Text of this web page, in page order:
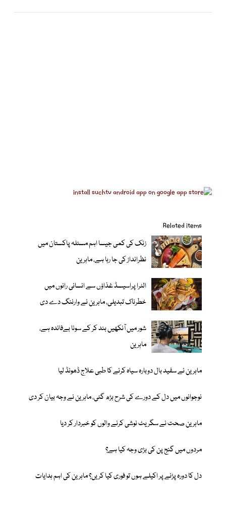
Related items
زنک کی کمی جیسا اہم مسئلہ پاکستان میں
نظرانداز کی جا رہا ہے، ماہرین
الٹرا پراسیسڈ غذاؤں سے انسانی رانوں میں
خطرناک تبدیلی، ماہرین نے وارننگ دے دی
شور میں آنکھیں بند کر کے سونا بےفائدہ ہے،
ماہرین
ماہرین نے سفید بال دوبارہ سیاہ کرنے کا طبی علاج ڈھونڈ لیا
نوجوانوں میں دل کے دورے کی شرح بڑھ گئی، ماہرین نے وجہ بیان کر دی
ماہرین صحت نے سگریٹ نوشی کرنے والوں کو خبردار کر دیا
مردوں میں گنج پن کی بڑی وجہ کیا ہے؟
دل کا دورہ پڑنے پر اکیلے ہوں تو فوری کیا کریں؟ ماہرین کی اہم ہدایات